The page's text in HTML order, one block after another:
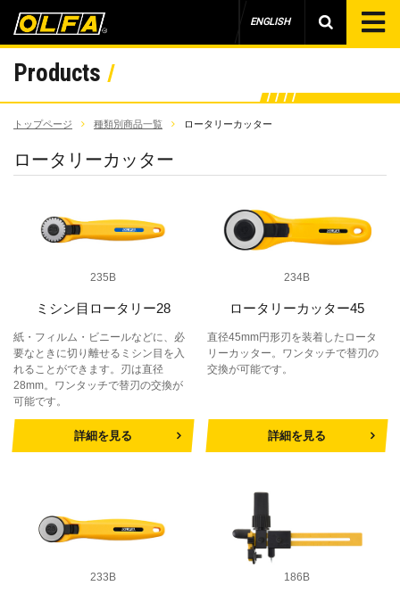
ENGLISH
Products
トップページ 種類別商品一覧 ロータリーカッター
ロータリーカッター
235B
ミシン目ロータリー28
紙・フィルム・ビニールなどに、必
要なときに切り離せるミシン目を入
れることができます。刃は直径
28mm。ワンタッチで替刃の交換が
可能です。
詳細を見る
234B
ロータリーカッター45
直径45mm円形刃を装着したロータ
リーカッター。ワンタッチで替刃の
交換が可能です。
詳細を見る
233B 186B